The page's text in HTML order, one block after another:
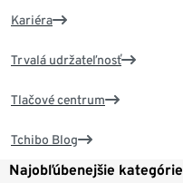
Kariéra
Trvalá udržateľnosť
Tlačové centrum
Tchibo Blog
Najobľúbenejšie kategórie